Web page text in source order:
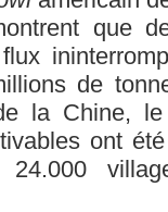
que
de
la Chine,
ont
24.000